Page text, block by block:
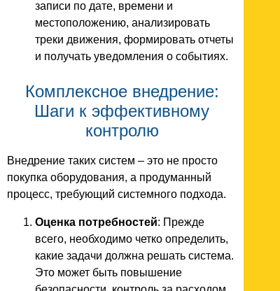
записи по дате, времени и
местоположению, анализировать
треки движения, формировать отчеты
и получать уведомления о событиях.
Комплексное внедрение:
Шаги к эффективному
контролю
Внедрение таких систем – это не просто
покупка оборудования, а продуманный
процесс, требующий системного подхода.
Оценка потребностей: Прежде
всего, необходимо четко определить,
какие задачи должна решать система.
Это может быть повышение